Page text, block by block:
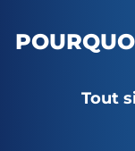
Tout